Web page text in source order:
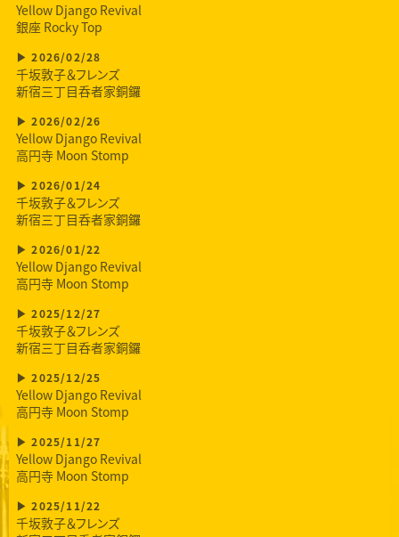
Yellow Django Revival
銀座 Rocky Top
2026/02/28
千坂敦子＆フレンズ
新宿三丁目呑者家銅鑼
2026/02/26
Yellow Django Revival
高円寺 Moon Stomp
2026/01/24
千坂敦子＆フレンズ
新宿三丁目呑者家銅鑼
2026/01/22
Yellow Django Revival
高円寺 Moon Stomp
2025/12/27
千坂敦子＆フレンズ
新宿三丁目呑者家銅鑼
2025/12/25
Yellow Django Revival
高円寺 Moon Stomp
2025/11/27
Yellow Django Revival
高円寺 Moon Stomp
2025/11/22
千坂敦子＆フレンズ